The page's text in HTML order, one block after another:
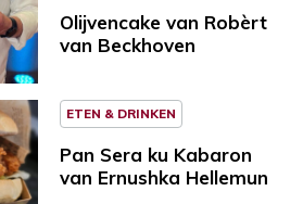
Olijvencake van Robèrt
van Beckhoven
ETEN & DRINKEN
Pan Sera ku Kabaron
van Ernushka Hellemun